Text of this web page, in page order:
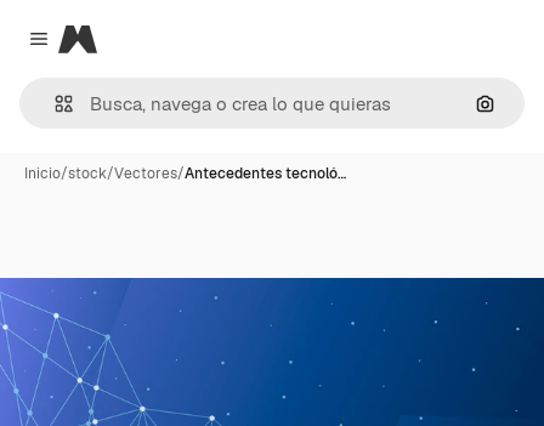
Close menu
Magnific
Inicio/stock/Vectores/Antecedentes tecnoló…